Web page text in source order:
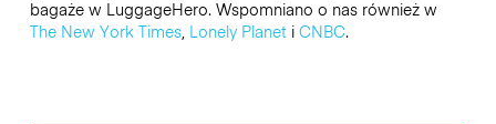
bagaże w LuggageHero. Wspomniano o nas również w
The New York Times, Lonely Planeti CNBC.